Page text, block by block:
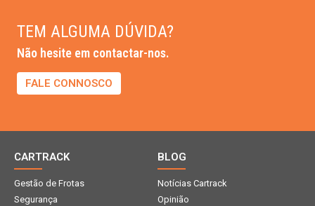
TEM ALGUMA DÚVIDA?
Não hesite em contactar-nos.
FALE CONNOSCO
CARTRACK
Gestão de Frotas
Segurança
BLOG
Notícias Cartrack
Opinião